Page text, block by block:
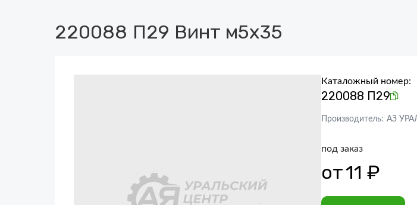
220088 П29 Винт м5х35
Каталожный номер:
220088 П29
Производитель: АЗ УРАЛ
под заказ
от11 ₽